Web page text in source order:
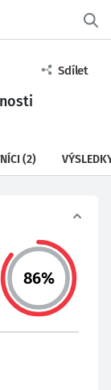
Sdílet
(2)
86%